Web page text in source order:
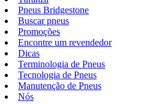
Pneus Bridgestone
Buscar pneus
Promoções
Encontre um revendedor
Dicas
Terminologia de Pneus
Tecnologia de Pneus
Manutenção de Pneus
Nós